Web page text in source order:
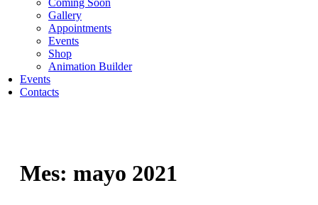
Coming Soon
Gallery
Appointments
Events
Shop
Animation Builder
Events
Contacts
Mes: mayo 2021